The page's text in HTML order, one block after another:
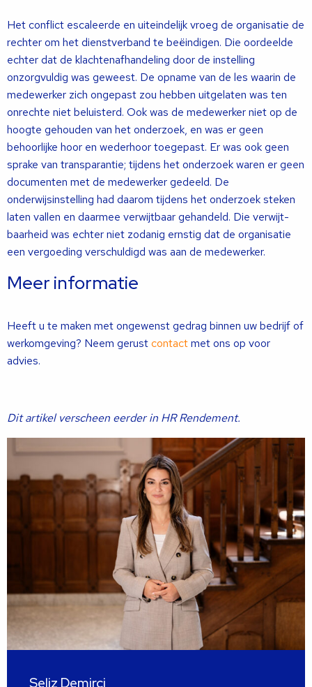
Het conflict escaleerde en uiteindelijk vroeg de organisatie de
rech­ter om het dienstverband te beëindigen. Die oordeelde
echter dat de klachtenaf­handeling door de instelling
onzorgvuldig was geweest. De opname van de les waarin de
medewerker zich ongepast zou hebben uitgelaten was ten
onrechte niet beluisterd. Ook was de medewerker niet op de
hoogte gehouden van het onderzoek, en was er geen
behoorlijke hoor en wederhoor toege­past. Er was ook geen
sprake van transpa­rantie; tijdens het onderzoek waren er geen
documenten met de medewerker gedeeld. De
onderwijsinstelling had daarom tijdens het onderzoek steken
laten vallen en daar­mee verwijtbaar gehandeld. Die verwijt­
baarheid was echter niet zodanig ernstig dat de organisatie
een vergoeding verschul­digd was aan de medewerker.
Meer informatie
Heeft u te maken met ongewenst gedrag binnen uw bedrijf of
werkomgeving? Neem gerustcontactmet ons op voor
advies.
Dit artikel verscheen eerder in HR Rendement.
Seliz Demirci